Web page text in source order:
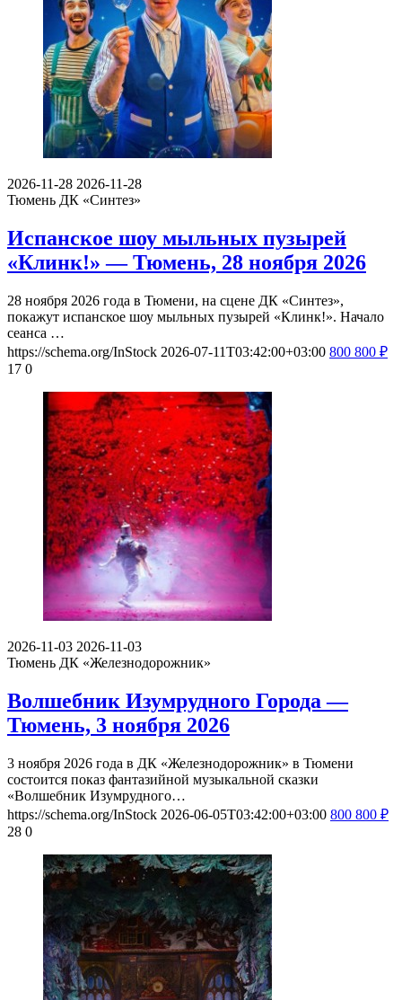
2026-11-28 2026-11-28
Тюмень ДК «Синтез»
Испанское шоу мыльных пузырей
«Клинк!» — Тюмень, 28 ноября 2026
28 ноября 2026 года в Тюмени, на сцене ДК «Синтез»,
покажут испанское шоу мыльных пузырей «Клинк!». Начало
сеанса …
https://schema.org/InStock 2026-07-11T03:42:00+03:00 800 800 ₽
17 0
2026-11-03 2026-11-03
Тюмень ДК «Железнодорожник»
Волшебник Изумрудного Города —
Тюмень, 3 ноября 2026
3 ноября 2026 года в ДК «Железнодорожник» в Тюмени
состоится показ фантазийной музыкальной сказки
«Волшебник Изумрудного…
https://schema.org/InStock 2026-06-05T03:42:00+03:00 800 800 ₽
28 0